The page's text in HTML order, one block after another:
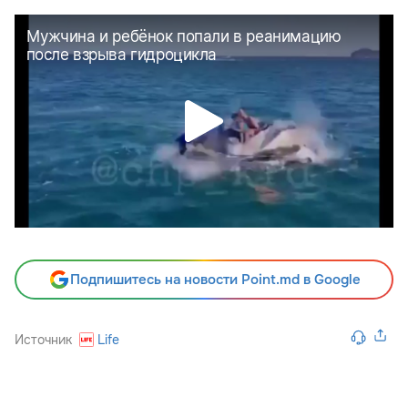
Подпишитесь на новости Point.md в Google
Источник Life